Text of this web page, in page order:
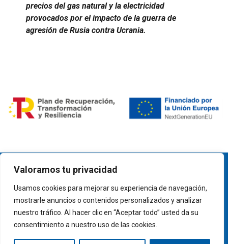
Valoramos tu privacidad
Usamos cookies para mejorar su experiencia de navegación,
mostrarle anuncios o contenidos personalizados y analizar
nuestro tráfico. Al hacer clic en “Aceptar todo” usted da su
consentimiento a nuestro uso de las cookies.
precios del gas natural y la electricidad
provocados por el impacto de la guerra de
agresión de Rusia contra Ucrania.
Política de cookies
Mapa web